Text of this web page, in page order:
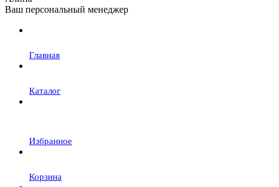
Ваш персональный менеджер
Главная
Каталог
Избранное
Корзина